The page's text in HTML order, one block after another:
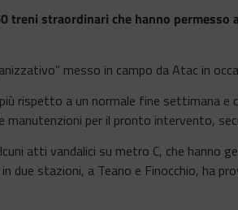
straordinari che hanno
messo in campo da Atac in
rispetto a un normale fine settimana
per il pronto intervento,
atti vandalici su metro C, che hanno
due stazioni, a Teano e Finocchio, ha